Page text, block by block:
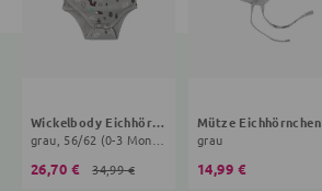
Wickelbody Eichhörnchen
grau, 56/62 (0-3 Monate)
26,70 € 34,99 €
Mütze Eichhörnchen
grau
14,99 €